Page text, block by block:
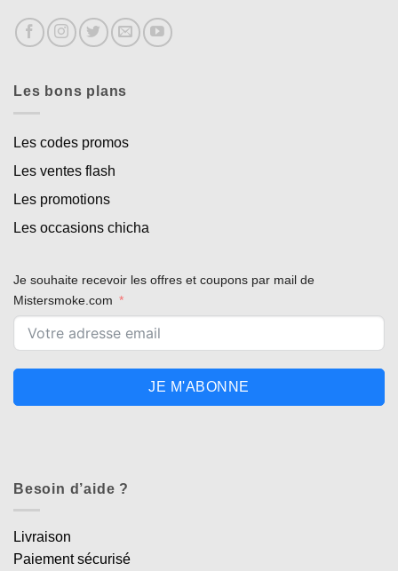
Les bons plans
Les codes promos
Les ventes flash
Les promotions
Les occasions chicha
Je souhaite recevoir les offres et coupons par mail de
Mistersmoke.com
JE M'ABONNE
Besoin d’aide ?
Livraison
Paiement sécurisé